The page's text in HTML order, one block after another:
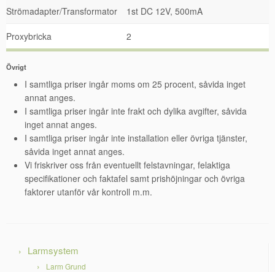
Strömadapter/Transformator 1st DC 12V, 500mA
Proxybricka 2
Övrigt
I samtliga priser ingår moms om 25 procent, såvida inget
annat anges.
I samtliga priser ingår inte frakt och dylika avgifter, såvida
inget annat anges.
I samtliga priser ingår inte installation eller övriga tjänster,
såvida inget annat anges.
Vi friskriver oss från eventuellt felstavningar, felaktiga
specifikationer och faktafel samt prishöjningar och övriga
faktorer utanför vår kontroll m.m.
Larmsystem
Larm Grund